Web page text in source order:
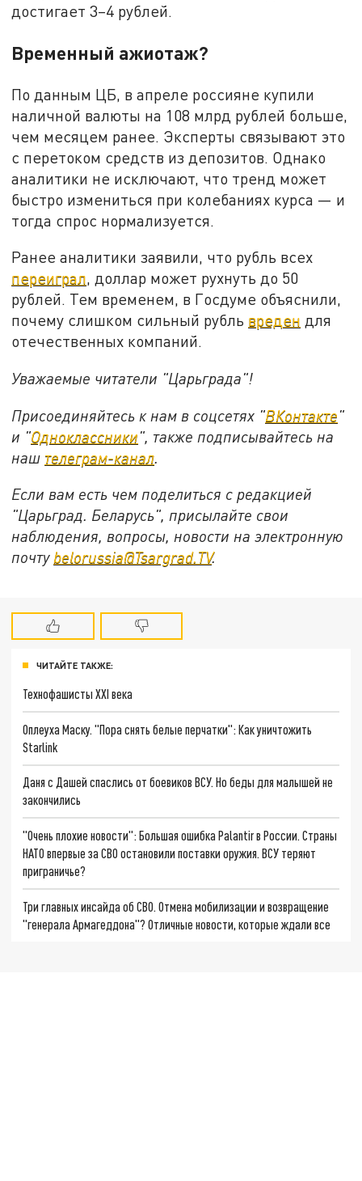
достигает 3–4 рублей.
Временный ажиотаж?
По данным ЦБ, в апреле россияне купили
наличной валюты на 108 млрд рублей больше,
чем месяцем ранее. Эксперты связывают это
с перетоком средств из депозитов. Однако
аналитики не исключают, что тренд может
быстро измениться при колебаниях курса — и
тогда спрос нормализуется.
Ранее аналитики заявили, что рубль всех
переиграл, доллар может рухнуть до 50
рублей. Тем временем, в Госдуме объяснили,
почему слишком сильный рубль вреден для
отечественных компаний.
Уважаемые читатели "Царьграда"!
Присоединяйтесь к нам в соцсетях "ВКонтакте"
и "Одноклассники", также подписывайтесь на
наш телеграм-канал.
Если вам есть чем поделиться с редакцией
"Царьград. Беларусь", присылайте свои
наблюдения, вопросы, новости на электронную
почту belorussia@Tsargrad.TV.
ЧИТАЙТЕ ТАКЖЕ:
Технофашисты XXI века
Оплеуха Маску. "Пора снять белые перчатки": Как уничтожить
Starlink
Даня с Дашей спаслись от боевиков ВСУ. Но беды для малышей не
закончились
"Очень плохие новости": Большая ошибка Palantir в России. Страны
НАТО впервые за СВО остановили поставки оружия. ВСУ теряют
приграничье?
Три главных инсайда об СВО. Отмена мобилизации и возвращение
"генерала Армагеддона"? Отличные новости, которые ждали все